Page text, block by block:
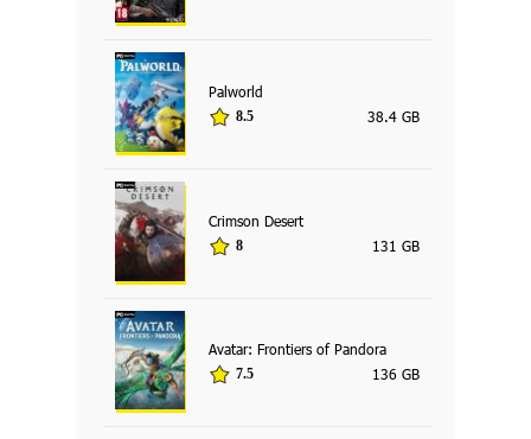
Palworld
8.5 38.4 GB
Crimson Desert
8 131 GB
Avatar: Frontiers of Pandora
7.5 136 GB